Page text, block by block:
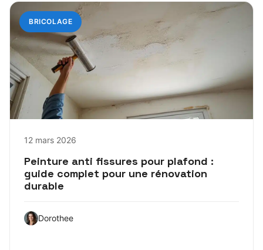
BRICOLAGE
12 mars 2026
Peinture anti fissures pour plafond :
guide complet pour une rénovation
durable
Dorothee